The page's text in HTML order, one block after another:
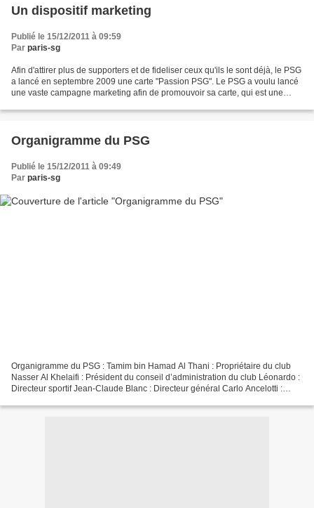
Un dispositif marketing
Publié le 15/12/2011 à 09:59
Par paris-sg
Afin d'attirer plus de supporters et de fideliser ceux qu'ils le sont déjà, le PSG
a lancé en septembre 2009 une carte "Passion PSG". Le PSG a voulu lancé
une vaste campagne marketing afin de promouvoir sa carte, qui est une
Organigramme du PSG
Publié le 15/12/2011 à 09:49
Par paris-sg
Organigramme du PSG : Tamim bin Hamad Al Thani : Propriétaire du club
Nasser Al Khelaifi : Président du conseil d’administration du club Léonardo :
Directeur sportif Jean-Claude Blanc : Directeur général Carlo Ancelotti :